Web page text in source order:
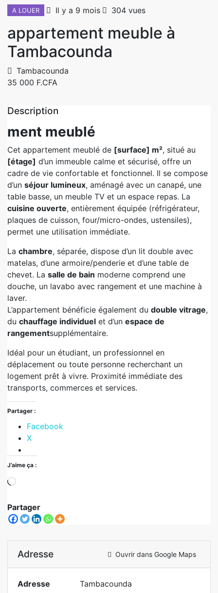
A LOUER Il y a 9 mois 304 vues
appartement meuble à
Tambacounda
Tambacounda
35 000 F.CFA
Description
ment meublé
Cet appartement meublé de [surface] m², situé au
[étage] d’un immeuble calme et sécurisé, offre un
cadre de vie confortable et fonctionnel. Il se compose
d’un séjour lumineux, aménagé avec un canapé, une
table basse, un meuble TV et un espace repas. La
cuisine ouverte, entièrement équipée (réfrigérateur,
plaques de cuisson, four/micro-ondes, ustensiles),
permet une utilisation immédiate.
La chambre, séparée, dispose d’un lit double avec
matelas, d’une armoire/penderie et d’une table de
chevet. La salle de bain moderne comprend une
douche, un lavabo avec rangement et une machine à
laver.
L’appartement bénéficie également du double vitrage,
du chauffage individuel et d’un espace de
rangementsupplémentaire.
Idéal pour un étudiant, un professionnel en
déplacement ou toute personne recherchant un
logement prêt à vivre. Proximité immédiate des
transports, commerces et services.
Partager :
Facebook
X
J’aime ça :
Partager
Adresse Ouvrir dans Google Maps
Adresse
Tambacounda